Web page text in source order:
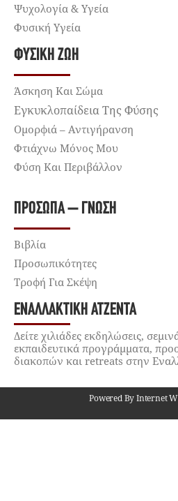
Ψυχολογία & Υγεία
Φυσική Υγεία
ΦΥΣΙΚΉ ΖΩΉ
Άσκηση Και Σώμα
Εγκυκλοπαίδεια Της Φύσης
Ομορφιά – Αντιγήρανση
Φτιάχνω Μόνος Μου
Φύση Και Περιβάλλον
ΠΡΌΣΩΠΑ – ΓΝΏΣΗ
Βιβλία
Προσωπικότητες
Τροφή Για Σκέψη
ΕΝΑΛΛΑΚΤΙΚΉ ΑΤΖΈΝΤΑ
Δείτε χιλιάδες εκδηλώσεις,
εκπαιδευτικά προγράμματα,
διακοπών και retreats στην
Powered By Internet